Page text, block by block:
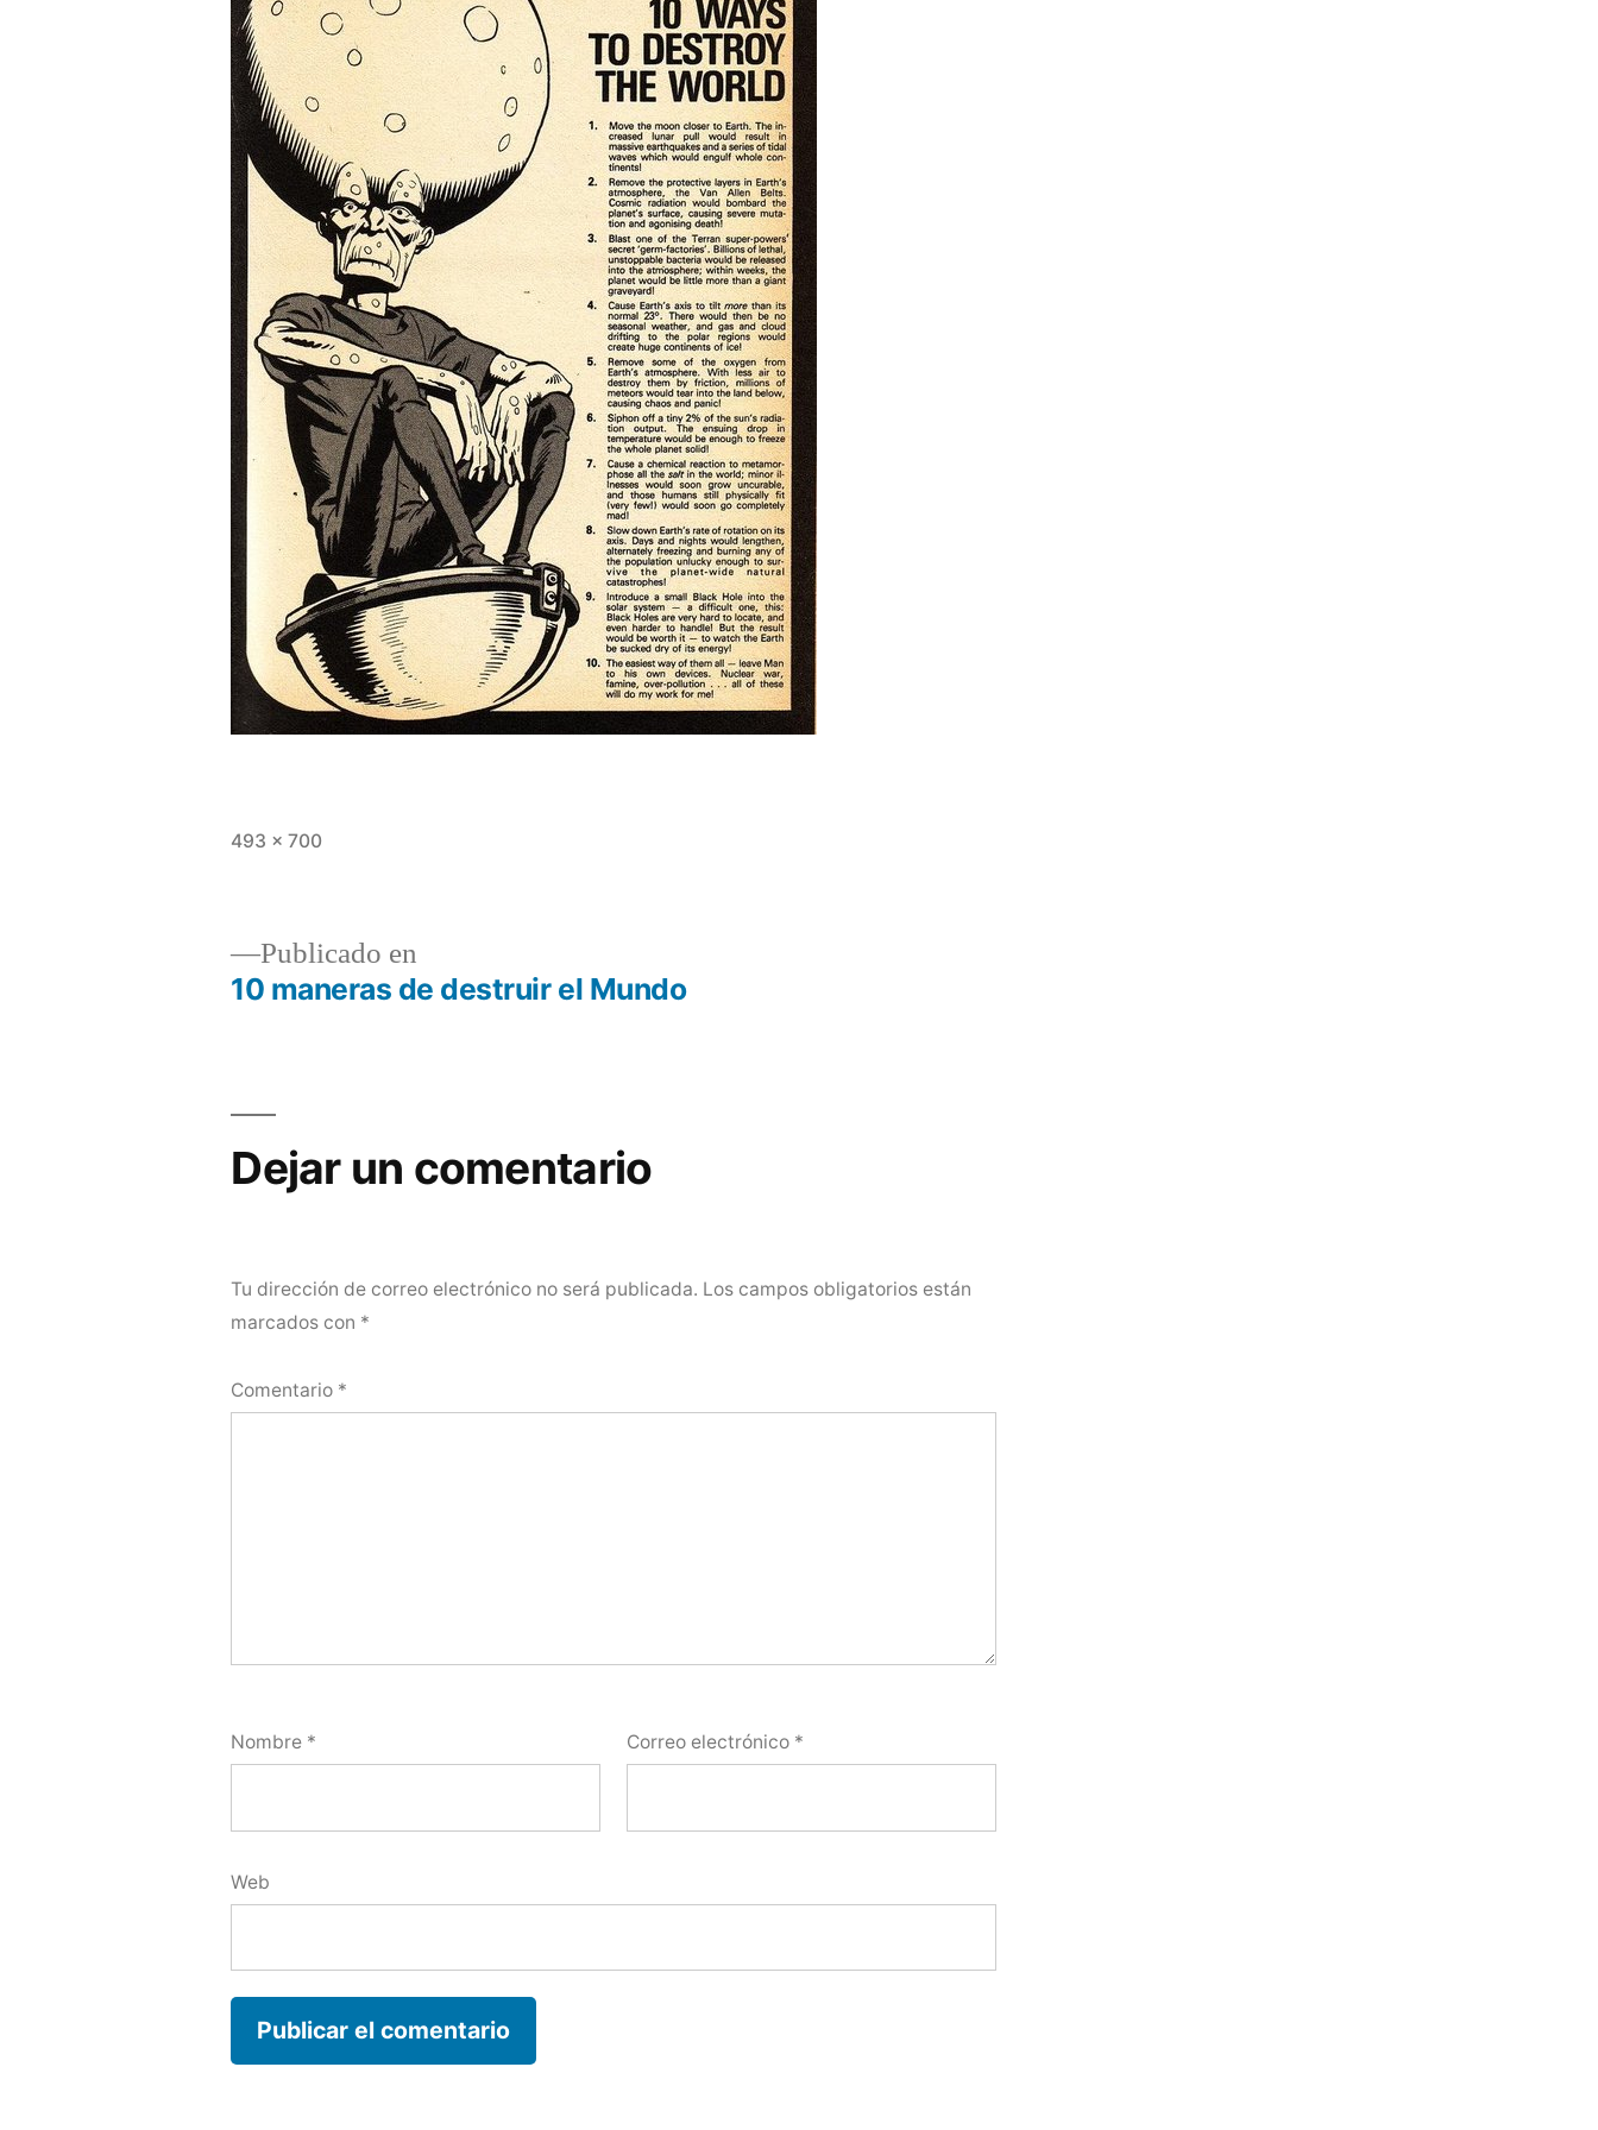
Tamaño
493 × 700
Navegación
entradas
Publicado en
10 maneras de destruir el Mundo
Dejar un comentario
Tu dirección de correo electrónico no será publicada. Los campos obligatorios están
marcados con *
Comentario *
Nombre * Correo electrónico *
Web